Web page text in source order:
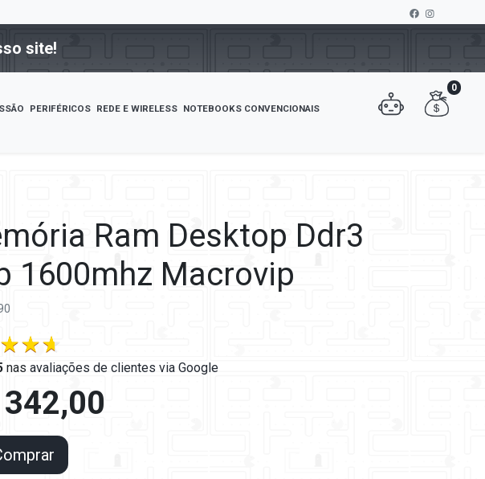
site!
0
PERIFÉRICOS REDE E WIRELESS NOTEBOOKS CONVENCIONAIS
Ram Desktop Ddr3
1600mhz Macrovip
nas avaliações de clientes via Google
342,00